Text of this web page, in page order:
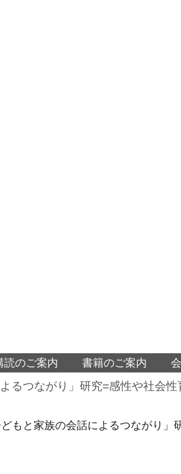
読のご案内 書籍のご案内
るつながり」研究=感性や社会性
もと家族の会話によるつながり」